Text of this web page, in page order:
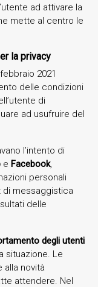
ad attivare la
mette al centro le
la privacy
2021
delle condizioni
di
ad usufruire del
l’intento di
e Facebook,
personali
di messaggistica
delle
degli utenti
situazione. Le
alla novità
attendere. Nel